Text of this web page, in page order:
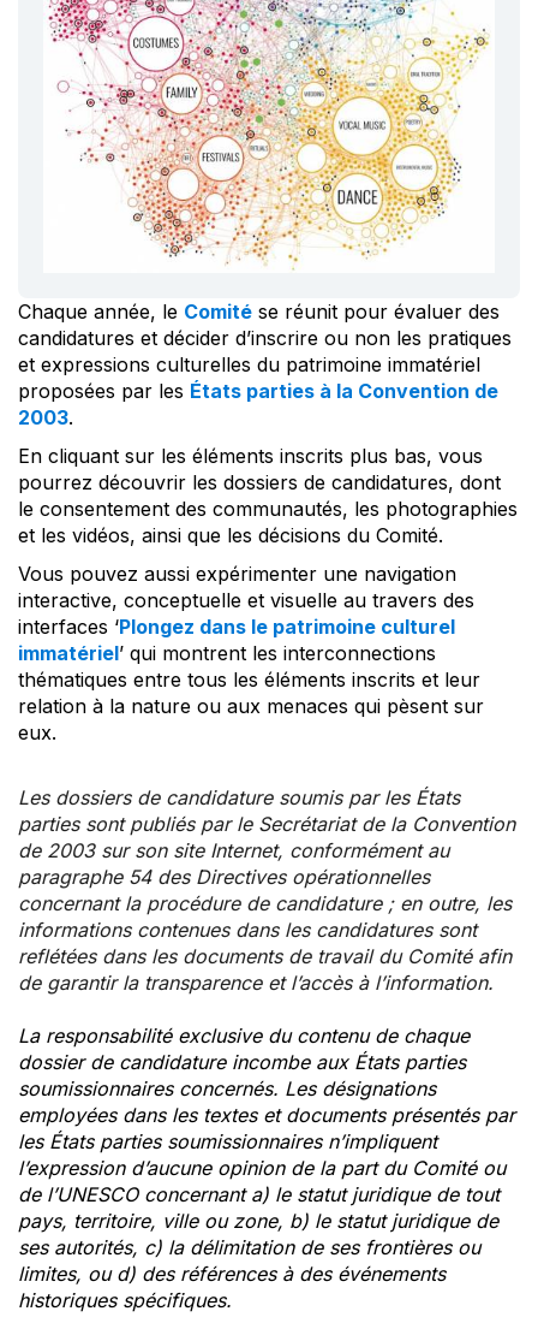
Chaque année, le Comité se réunit pour évaluer des
candidatures et décider d’inscrire ou non les pratiques
et expressions culturelles du patrimoine immatériel
proposées par les États parties à la Convention de
2003.
En cliquant sur les éléments inscrits plus bas, vous
pourrez découvrir les dossiers de candidatures, dont
le consentement des communautés, les photographies
et les vidéos, ainsi que les décisions du Comité.
Vous pouvez aussi expérimenter une navigation
interactive, conceptuelle et visuelle au travers des
interfaces ‘Plongez dans le patrimoine culturel
immatériel’ qui montrent les interconnections
thématiques entre tous les éléments inscrits et leur
relation à la nature ou aux menaces qui pèsent sur
eux.
Les dossiers de candidature soumis par les États
parties sont publiés par le Secrétariat de la Convention
de 2003 sur son site Internet, conformément au
paragraphe 54 des Directives opérationnelles
concernant la procédure de candidature ; en outre, les
informations contenues dans les candidatures sont
reflétées dans les documents de travail du Comité afin
de garantir la transparence et l’accès à l’information.
La responsabilité exclusive du contenu de chaque
dossier de candidature incombe aux États parties
soumissionnaires concernés. Les désignations
employées dans les textes et documents présentés par
les États parties soumissionnaires n’impliquent
l’expression d’aucune opinion de la part du Comité ou
de l’UNESCO concernant a) le statut juridique de tout
pays, territoire, ville ou zone, b) le statut juridique de
ses autorités, c) la délimitation de ses frontières ou
limites, ou d) des références à des événements
historiques spécifiques.